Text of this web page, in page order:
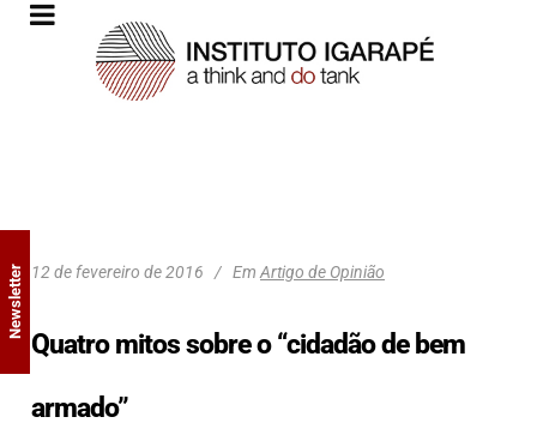
12 de fevereiro de 2016 Em Artigo de Opinião
Quatro mitos sobre o “cidadão de bem
armado”
Newsletter